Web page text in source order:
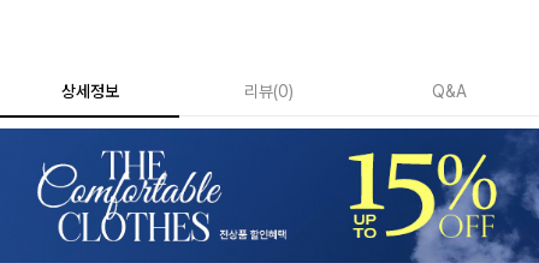
상세정보 리뷰(0) Q&A